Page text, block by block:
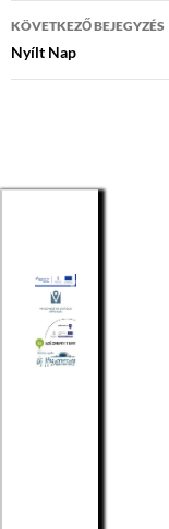
KÖVETKEZŐ BEJEGYZÉS
Nyílt Nap